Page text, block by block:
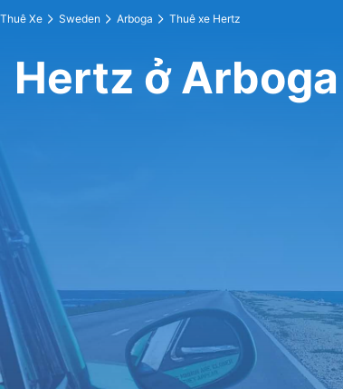
Thuê Xe Sweden Arboga Thuê xe Hertz
Hertz ở Arboga